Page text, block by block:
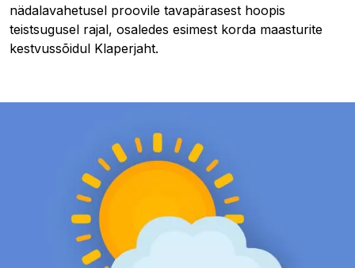
nädalavahetusel proovile tavapärasest hoopis
teistsugusel rajal, osaledes esimest korda maasturite
kestvussõidul Klaperjaht.